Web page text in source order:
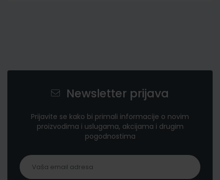
Newsletter prijava
Prijavite se kako bi primali informacije o novim
proizvodima i uslugama, akcijama i drugim
pogodnostima